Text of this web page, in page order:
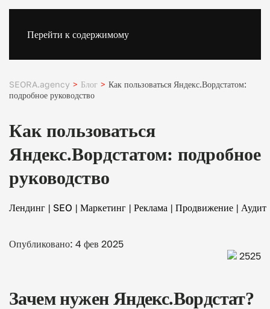
Перейти к содержимому
SEORA.agency Блог
Как пользоваться Яндекс.Вордстатом:
подробное руководство
Как пользоваться
Яндекс.Вордстатом: подробное
руководство
Лендинг | SEO | Маркетинг | Реклама | Продвижение | Аудит
Опубликовано: 4 фев 2025
2525
Зачем нужен Яндекс.Вордстат?